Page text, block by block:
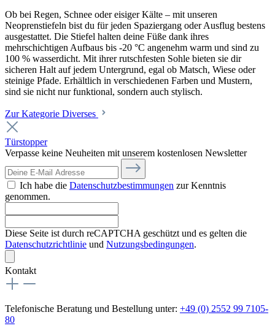
Ob bei Regen, Schnee oder eisiger Kälte – mit unseren
Neoprenstiefeln bist du für jeden Spaziergang oder Ausflug bestens
ausgestattet. Die Stiefel halten deine Füße dank ihres
mehrschichtigen Aufbaus bis -20 °C angenehm warm und sind zu
100 % wasserdicht. Mit ihrer rutschfesten Sohle bieten sie dir
sicheren Halt auf jedem Untergrund, egal ob Matsch, Wiese oder
steinige Pfade. Erhältlich in verschiedenen Farben und Mustern,
sind sie nicht nur funktional, sondern auch stylisch.
Zur Kategorie Diverses
Türstopper
Verpasse keine Neuheiten mit unserem kostenlosen Newsletter
Ich habe die Datenschutzbestimmungen zur Kenntnis
genommen.
Diese Seite ist durch reCAPTCHA geschützt und es gelten die
Datenschutzrichtlinie und Nutzungsbedingungen.
Kontakt
Telefonische Beratung und Bestellung unter: +49 (0) 2552 99 7105-
80